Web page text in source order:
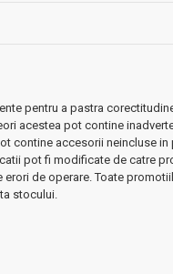
profesionale:
negru - se integrează
cu control precis al
pentru umezire controlată
automată pentru siguranța
pentru sesiuni lungi de
de birou, rochii
pentru a pastra
acestea pot contine
contine accesorii neincluse in
pot fi modificate de catre
de operare. Toate
stocului.